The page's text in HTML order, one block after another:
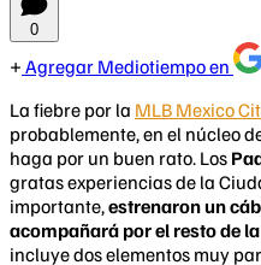
0
Agregar Mediotiempo en
La fiebre por la MLB Mexico
probablemente, en el núcleo
haga por un buen rato. Los
gratas experiencias de la
importante,estrenaron un
acompañará por el resto de
incluye dos elementos muy